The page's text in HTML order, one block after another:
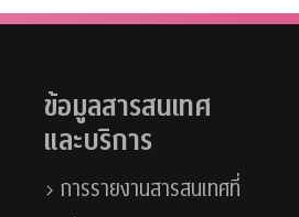
ข้อมูลสารสนเทศ
และบริการ
การรายงานสารสนเทศที่